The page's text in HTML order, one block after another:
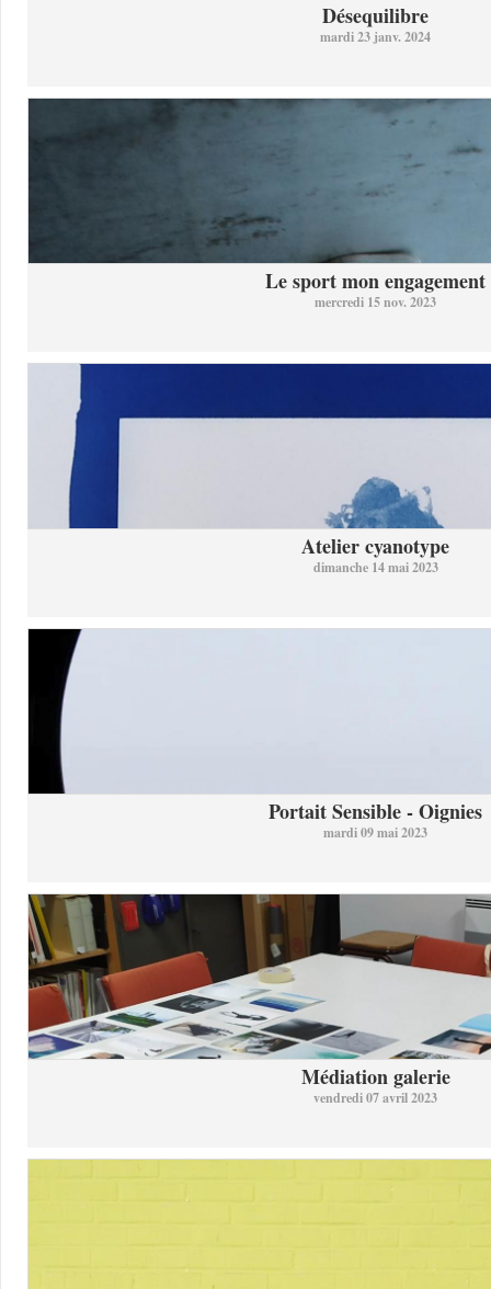
Désequilibre
mardi 23 janv. 2024
Le sport mon engagement
mercredi 15 nov. 2023
Atelier cyanotype
dimanche 14 mai 2023
Portait Sensible - Oignies
mardi 09 mai 2023
Médiation galerie
vendredi 07 avril 2023